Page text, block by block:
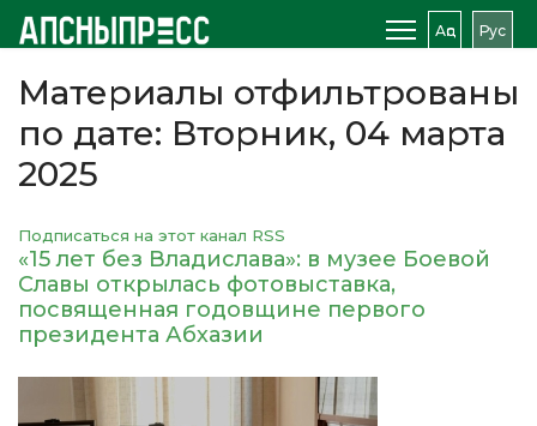
Аԥс Рус
Материалы отфильтрованы
по дате: Вторник, 04 марта
2025
Подписаться на этот канал RSS
«15 лет без Владислава»: в музее Боевой
Славы открылась фотовыставка,
посвященная годовщине первого
президента Абхазии